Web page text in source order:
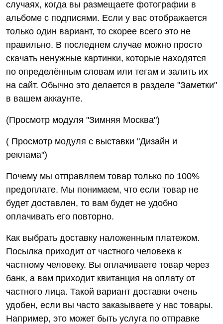
случаях, когда вы размещаете фотографии в
альбоме с подписями. Если у вас отображается
только один вариант, то скорее всего это не
правильно. В последнем случае можно просто
скачать ненужные картинки, которые находятся
по определённым словам или тегам и залить их
на сайт. Обычно это делается в разделе "Заметки"
в вашем аккаунте.
(Просмотр модуля "Зимняя Москва")
( Просмотр модуля с выставки "Дизайн и
реклама")
Почему мы отправляем товар только по 100%
предоплате. Мы понимаем, что если товар не
будет доставлен, то вам будет не удобно
оплачивать его повторно.
Как выбрать доставку наложенным платежом.
Посылка приходит от частного человека к
частному человеку. Вы оплачиваете товар через
банк, а вам приходит квитанция на оплату от
частного лица. Такой вариант доставки очень
удобен, если вы часто заказываете у нас товары.
Например, это может быть услуга по отправке